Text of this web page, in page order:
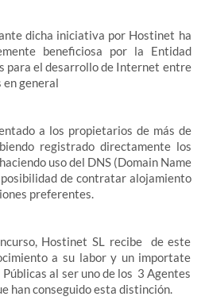
dicha iniciativa por Hostinet ha
beneficiosa por la Entidad
para el desarrollo de Internet entre
en general
a los propietarios de más de
registrado directamente los
uso del DNS (Domain Name
de contratar alojamiento
preferentes.
Hostinet SL recibe de este
a su labor y un importate
al ser uno de los 3 Agentes
han conseguido esta distinción.